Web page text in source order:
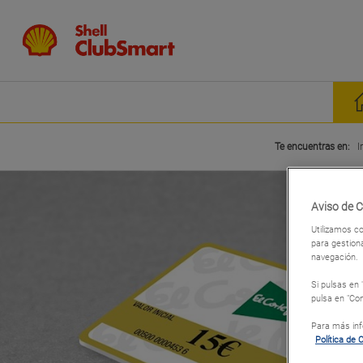
Te encuentras en:
Aviso de
Utilizamos
para
navegación.
Si pulsas en
pulsa en
Para más
Política de